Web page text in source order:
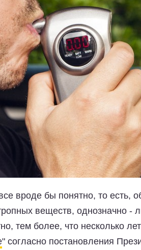
вроде бы понятно, то есть,
веществ, однозначно -
тем более, что несколько
" согласно постановления